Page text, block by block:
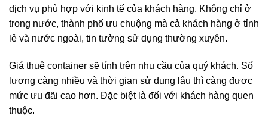
dịch vụ phù hợp với kinh tế của khách hàng. Không chỉ ở
trong nước, thành phố ưu chuộng mà cả khách hàng ở tỉnh
lẻ và nước ngoài, tin tưởng sử dụng thường xuyên.
Giá thuê container sẽ tính trên nhu cầu của quý khách. Số
lượng càng nhiều và thời gian sử dụng lâu thì càng được
mức ưu đãi cao hơn. Đặc biệt là đối với khách hàng quen
thuộc.